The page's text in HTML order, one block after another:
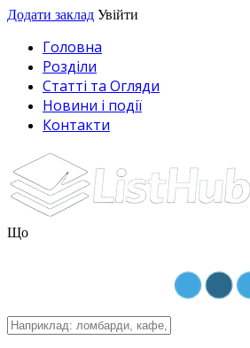
Додати заклад Увійти
Головна
Розділи
Статті та Огляди
Новини і події
Контакти
Що